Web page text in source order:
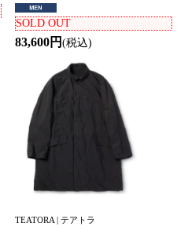
SOLD OUT
83,600円(税込)
TEATORA | テアトラ